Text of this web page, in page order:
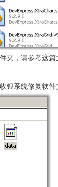
夹，请参考这篇
银系统修复软件